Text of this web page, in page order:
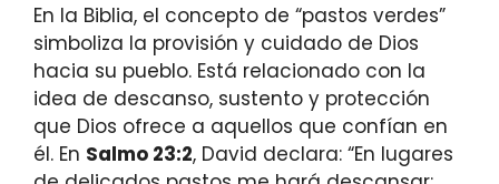
En la Biblia, el concepto de “pastos verdes”
simboliza la provisión y cuidado de Dios
hacia su pueblo. Está relacionado con la
idea de descanso, sustento y protección
que Dios ofrece a aquellos que confían en
él. En Salmo 23:2, David declara: “En lugares